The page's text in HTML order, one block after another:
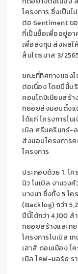
โครงการ ซึ่งเป็นไ
ต่อ Sentiment ข
ที่เป็นซื้อเพื่ออยู่อ
เพื่อลงทุน ส่งผลใ
สิ้นไตรมาส 3/
ขณะที่ทิศทางของ
ต่อเนื่องโดยปีนี้บ
คอนโดมิเนียมสร้า
ทยอยส่งมอบตั้งแ
ได้แก่โครงการโน
เบิล ศรีนครินทร์-
ส่งมอบโครงการ
โครงการ
ประกอบด้วย 1. โค
นิวโนเบิล งามวงศ์
บางนา ซึ่งทั้ง5โค
(Backlog) กว่า
ปีนี้ได้กว่า4,100 ล้
ทยอยสร้างและท
โครงการโนเบิล เก
เฮาส์ ดอนเมืองโ
เบิล โคฟ-นอร์ธ ร